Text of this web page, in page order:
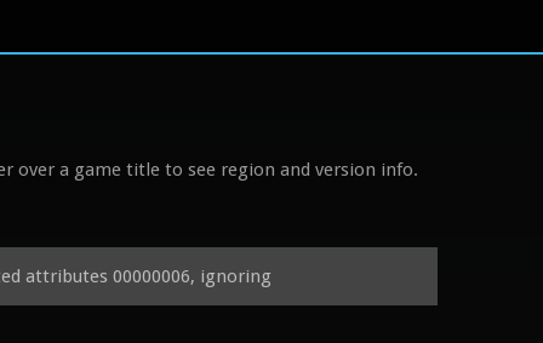
over a game title to see region and version info.
attributes 00000006, ignoring